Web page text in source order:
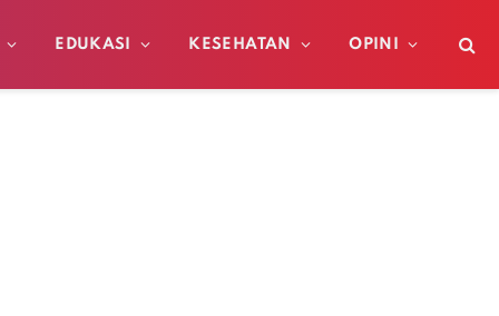
EDUKASI KESEHATAN OPINI